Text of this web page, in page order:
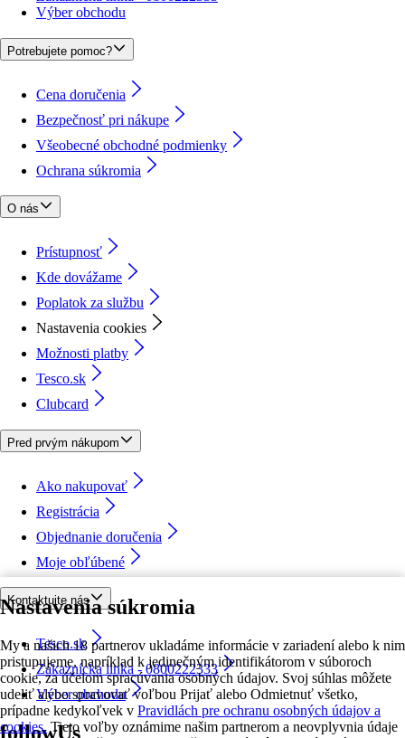
Nastavenia súkromia
My a našich 18 partnerov ukladáme informácie v zariadení alebo k nim
pristupujeme, napríklad k jedinečným identifikátorom v súboroch
cookie, za účelom spracúvania osobných údajov. Svoj súhlas môžete
udeliť alebo spravovať voľbou Prijať alebo Odmietnuť všetko,
prípadne kedykoľvek v Pravidlách pre ochranu osobných údajov a
cookies. Tieto voľby oznámime našim partnerom a neovplyvnia údaje
Výber obchodu
Potrebujete pomoc?
Cena doručenia
Bezpečnosť pri nákupe
Všeobecné obchodné podmienky
Ochrana súkromia
O nás
Prístupnosť
Kde dovážame
Poplatok za službu
Nastavenia cookies
Možnosti platby
Tesco.sk
Clubcard
Pred prvým nákupom
Ako nakupovať
Registrácia
Objednanie doručenia
Moje obľúbené
Kontaktujte nás
Tesco.sk
Zákaznícka linka - 0800222333
Výber obchodu
followUs